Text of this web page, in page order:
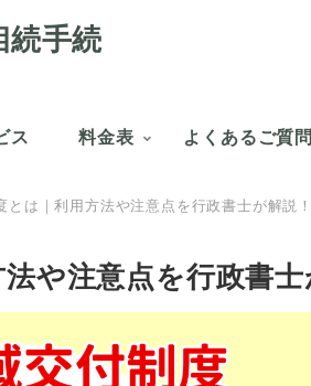
続手続
ス 料金表 よくあるご質問
とは｜利用方法や注意点を行政書士が解説！
や注意点を行政書士